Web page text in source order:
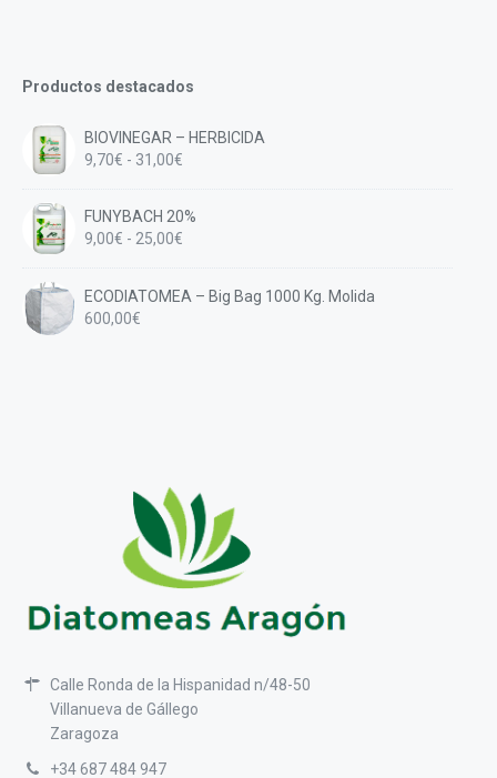
Productos destacados
BIOVINEGAR – HERBICIDA
9,70€ - 31,00€
precios:
31,00€
FUNYBACH 20%
9,00€ - 25,00€
precios:
desde
ECODIATOMEA – Big Bag 1000 Kg. Molida
600,00€
Calle Ronda de la Hispanidad n/48-50
Villanueva de Gállego
Zaragoza
+34 687 484 947